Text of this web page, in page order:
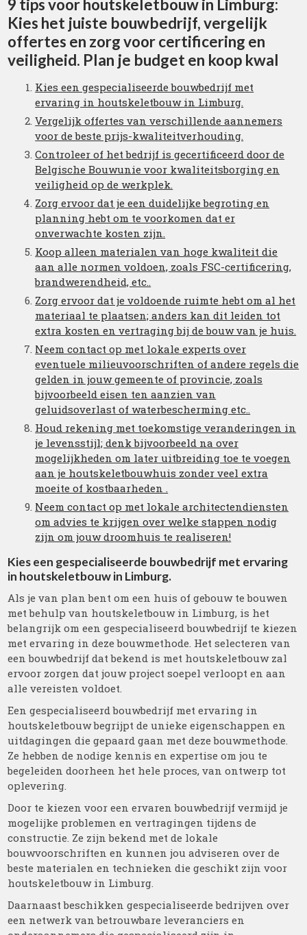
9 tips voor houtskeletbouw in Limburg:
Kies het juiste bouwbedrijf, vergelijk
offertes en zorg voor certificering en
veiligheid. Plan je budget en koop kwal
Kies een gespecialiseerde bouwbedrijf met
ervaring in houtskeletbouw in Limburg.
Vergelijk offertes van verschillende aannemers
voor de beste prijs-kwaliteitverhouding.
Controleer of het bedrijf is gecertificeerd door de
Belgische Bouwunie voor kwaliteitsborging en
veiligheid op de werkplek.
Zorg ervoor dat je een duidelijke begroting en
planning hebt om te voorkomen dat er
onverwachte kosten zijn.
Koop alleen materialen van hoge kwaliteit die
aan alle normen voldoen, zoals FSC-certificering,
brandwerendheid, etc..
Zorg ervoor dat je voldoende ruimte hebt om al het
materiaal te plaatsen; anders kan dit leiden tot
extra kosten en vertraging bij de bouw van je huis.
Neem contact op met lokale experts over
eventuele milieuvoorschriften of andere regels die
gelden in jouw gemeente of provincie, zoals
bijvoorbeeld eisen ten aanzien van
geluidsoverlast of waterbescherming etc..
Houd rekening met toekomstige veranderingen in
je levensstijl; denk bijvoorbeeld na over
mogelijkheden om later uitbreiding toe te voegen
aan je houtskeletbouwhuis zonder veel extra
moeite of kostbaarheden .
Neem contact op met lokale architectendiensten
om advies te krijgen over welke stappen nodig
zijn om jouw droomhuis te realiseren!
Kies een gespecialiseerde bouwbedrijf met ervaring
in houtskeletbouw in Limburg.
Als je van plan bent om een huis of gebouw te bouwen
met behulp van houtskeletbouw in Limburg, is het
belangrijk om een gespecialiseerd bouwbedrijf te kiezen
met ervaring in deze bouwmethode. Het selecteren van
een bouwbedrijf dat bekend is met houtskeletbouw zal
ervoor zorgen dat jouw project soepel verloopt en aan
alle vereisten voldoet.
Een gespecialiseerd bouwbedrijf met ervaring in
houtskeletbouw begrijpt de unieke eigenschappen en
uitdagingen die gepaard gaan met deze bouwmethode.
Ze hebben de nodige kennis en expertise om jou te
begeleiden doorheen het hele proces, van ontwerp tot
oplevering.
Door te kiezen voor een ervaren bouwbedrijf vermijd je
mogelijke problemen en vertragingen tijdens de
constructie. Ze zijn bekend met de lokale
bouwvoorschriften en kunnen jou adviseren over de
beste materialen en technieken die geschikt zijn voor
houtskeletbouw in Limburg.
Daarnaast beschikken gespecialiseerde bedrijven over
een netwerk van betrouwbare leveranciers en